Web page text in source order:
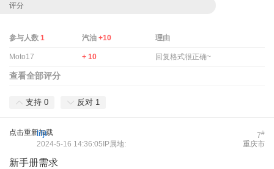
评分
参与人数 1 汽油+10 理由
Moto17 + 10 回复格式很正确~
查看全部评分
支持 0 反对 1
点击重新加载 7#
lifjt
2024-5-16 14:36:05IP属地: 重庆市
新手册需求